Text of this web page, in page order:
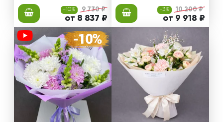
-10% 9 730 ₽
от 8 837 ₽
-3% 10 200 ₽
от 9 918 ₽